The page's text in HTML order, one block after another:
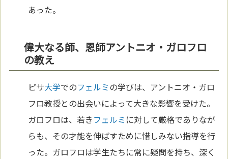
あった。
偉大なる師、恩師アントニオ・ガロフロ
の教え
ピサ大学でのフェルミの学びは、アントニオ・ガロ
フロ教授との出会いによって大きな影響を受けた。
ガロフロは、若きフェルミ に対して厳格でありなが
らも、その才能を伸ばすために惜しみない指導を行
った。ガロフロは学生たちに常に疑問を持ち、深く